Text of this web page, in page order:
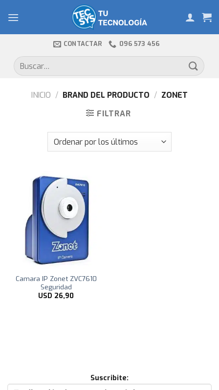
CONTACTAR 096 573 456
Buscar
por:
INICIO / BRAND DEL PRODUCTO / ZONET
FILTRAR
Camara IP Zonet ZVC7610
Seguridad
USD 26,90
Suscribite: